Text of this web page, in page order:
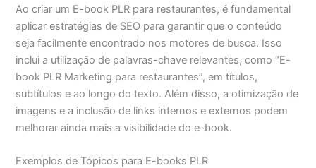
Ao criar um E-book PLR para restaurantes, é fundamental
aplicar estratégias de SEO para garantir que o conteúdo
seja facilmente encontrado nos motores de busca. Isso
inclui a utilização de palavras-chave relevantes, como “E-
book PLR Marketing para restaurantes”, em títulos,
subtítulos e ao longo do texto. Além disso, a otimização de
imagens e a inclusão de links internos e externos podem
melhorar ainda mais a visibilidade do e-book.
Exemplos de Tópicos para E-books PLR